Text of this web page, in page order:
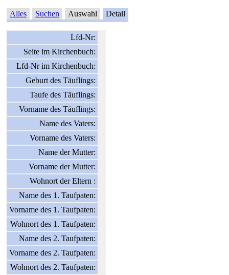
Alles Suchen Auswahl Detail
Lfd-Nr:
Seite im Kirchenbuch:
Lfd-Nr im Kirchenbuch:
Geburt des Täuflings:
Taufe des Täuflings:
Vorname des Täuflings:
Name des Vaters:
Vorname des Vaters:
Name der Mutter:
Vorname der Mutter:
Wohnort der Eltern :
Name des 1. Taufpaten:
Vorname des 1. Taufpaten:
Wohnort des 1. Taufpaten:
Name des 2. Taufpaten:
Vorname des 2. Taufpaten:
Wohnort des 2. Taufpaten: